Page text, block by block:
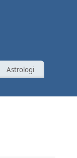
Astrologi